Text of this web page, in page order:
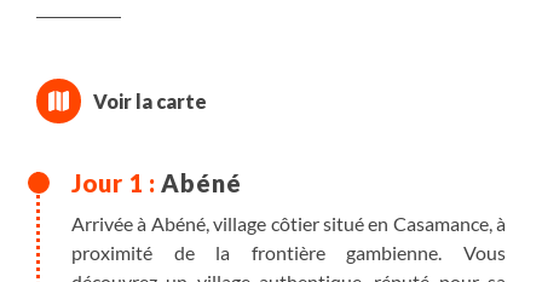
Abéné
Arrivée à Abéné, village côtier situé en Casamance, à
proximité de la frontière gambienne. Vous